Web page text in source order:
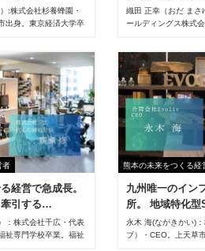
:株式会社杉養蜂園・
出身。東京経済大学卒
を歴任し、25年4月代
就任、現在に至る。
織田 正幸（おだ まさ
ールディングス株式
（HIS）入社後、関
VP、国内旅行営業
歴任。2025年12月よ
者
経営で急成長。
牽引する…
：株式会社千広・代表
祉専門学校卒業。福祉
熊本の未来をつくる経
九州唯一のイン
所。 地域特化
永木 海(ながきかい)
ブ）・CEO。上天草